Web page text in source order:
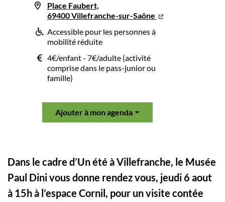
Place Faubert,
69400 Villefranche-sur-Saône
Accessible pour les personnes à
mobilité réduite
4€/enfant - 7€/adulte (activité
comprise dans le pass-junior ou
famille)
Ajouter à mon agenda
Dans le cadre d’Un été à Villefranche, le Musée
Paul Dini vous donne rendez vous, jeudi 6 aout
à 15h à l’espace Cornil, pour un visite contée